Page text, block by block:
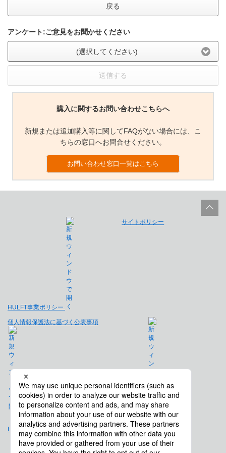
戻る
アンケート:ご意見をお聞かせください
(選択してください)
送信する
購入に関するお問い合わせこちらへ
新規または追加購入等に関してFAQがない場合には、こ
ちらの窓口へお問合せください。
お問い合わせ窓口一覧はこちら
HULFT事業ポリシー
サイトポリシー
個人情報保護法に基づく公表事項
免責事項
Hulft.com